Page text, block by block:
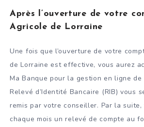
Après l’ouverture de votre
Agricole de Lorraine
Une fois que l’ouverture de votre
de Lorraine est effective, vous aurez
Ma Banque pour la gestion en ligne de
Relevé d’Identité Bancaire (RIB) vous
remis par votre conseiller. Par la suite,
chaque mois un relevé de compte au